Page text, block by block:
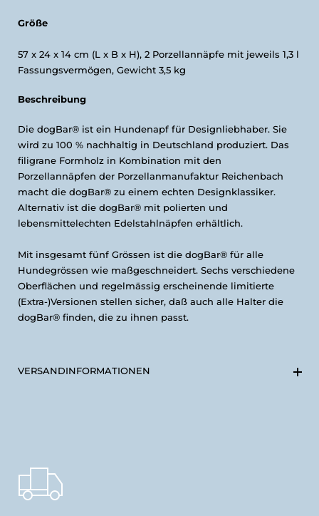
Größe
57 x 24 x 14 cm (L x B x H), 2 Porzellannäpfe mit jeweils 1,3 l
Fassungsvermögen, Gewicht 3,5 kg
Beschreibung
Die dogBar® ist ein Hundenapf für Designliebhaber. Sie
wird zu 100 % nachhaltig in Deutschland produziert. Das
filigrane Formholz in Kombination mit den
Porzellannäpfen der Porzellanmanufaktur Reichenbach
macht die dogBar® zu einem echten Designklassiker.
Alternativ ist die dogBar® mit polierten und
lebensmittelechten Edelstahlnäpfen erhältlich.
Mit insgesamt fünf Grössen ist die dogBar® für alle
Hundegrössen wie maßgeschneidert. Sechs verschiedene
Oberflächen und regelmässig erscheinende limitierte
(Extra-)Versionen stellen sicher, daß auch alle Halter die
dogBar® finden, die zu ihnen passt.
VERSANDINFORMATIONEN